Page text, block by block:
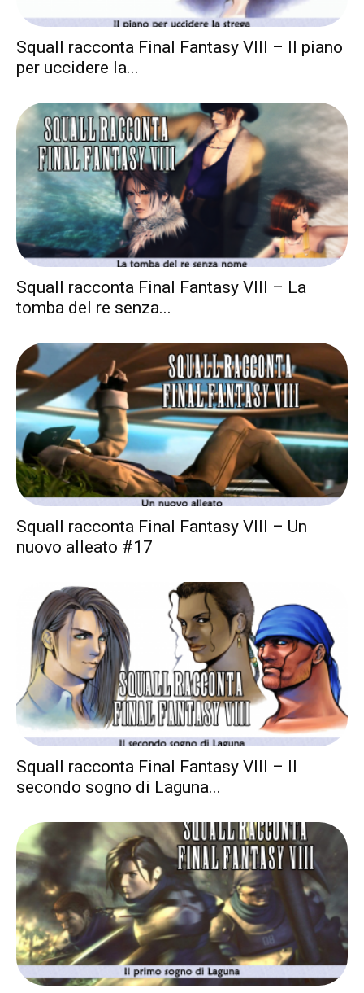
Squall racconta Final Fantasy VIII – Il piano
per uccidere la...
Squall racconta Final Fantasy VIII – La
tomba del re senza...
Squall racconta Final Fantasy VIII – Un
nuovo alleato #17
Squall racconta Final Fantasy VIII – Il
secondo sogno di Laguna...